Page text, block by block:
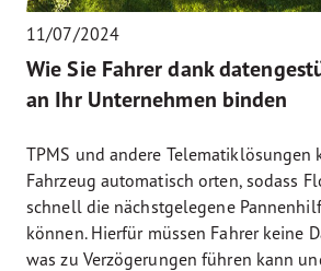
11/07/2024
Wie Sie Fahrer dank
an Ihr Unternehmen binden
TPMS und andere Telematiklösungen
Fahrzeug automatisch orten, sodass
schnell die nächstgelegene
können. Hierfür müssen Fahrer keine
was zu Verzögerungen führen kann